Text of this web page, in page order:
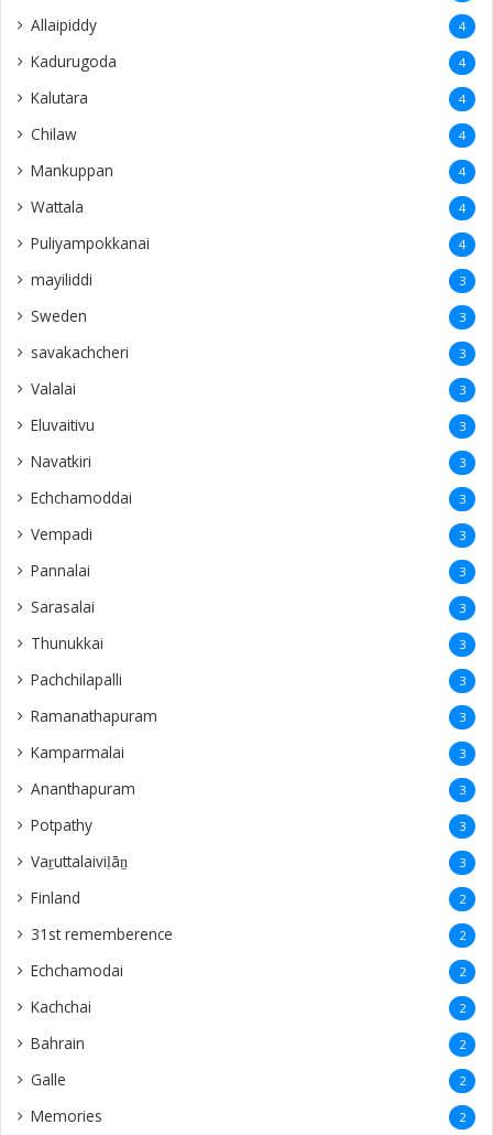
Allaipiddy 4
Kadurugoda 4
Kalutara 4
Chilaw 4
Mankuppan 4
Wattala 4
Puliyampokkanai 4
mayiliddi 3
Sweden 3
savakachcheri 3
Valalai 3
Eluvaitivu 3
Navatkiri 3
Echchamoddai 3
Vempadi 3
Pannalai 3
Sarasalai 3
Thunukkai 3
Pachchilapalli 3
Ramanathapuram 3
Kamparmalai 3
Ananthapuram 3
‎Potpathy 3
Vaṟuttalaiviḷāṉ 3
Finland 2
31st rememberence 2
Echchamodai 2
Kachchai 2
Bahrain 2
Galle 2
Memories 2